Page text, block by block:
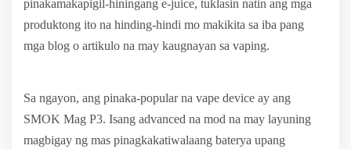
pinakamakapigil-hiningang e-juice, tuklasin natin ang mga
produktong ito na hinding-hindi mo makikita sa iba pang
mga blog o artikulo na may kaugnayan sa vaping.
Sa ngayon, ang pinaka-popular na vape device ay ang
SMOK Mag P3. Isang advanced na mod na may layuning
magbigay ng mas pinagkakatiwalaang baterya upang